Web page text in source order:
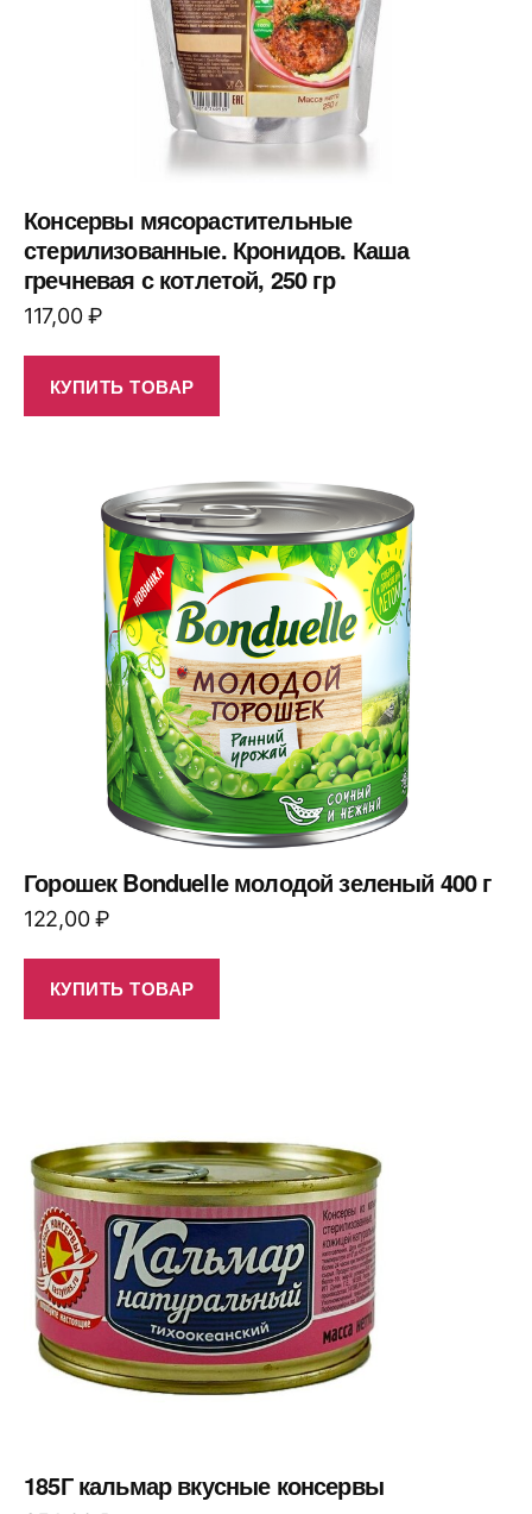
Консервы мясорастительные
стерилизованные. Кронидов. Каша
гречневая с котлетой, 250 гр
117,00₽
КУПИТЬ ТОВАР
Горошек Bonduelle молодой зеленый 400 г
122,00₽
КУПИТЬ ТОВАР
185Г кальмар вкусные консервы